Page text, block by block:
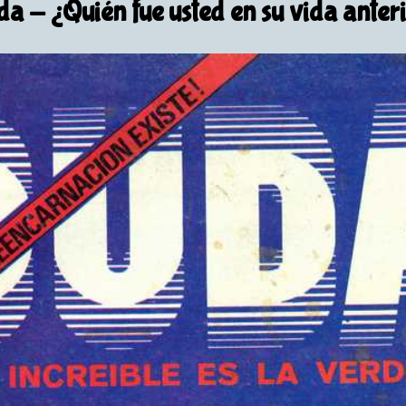
- ¿Quién fue usted en su vida